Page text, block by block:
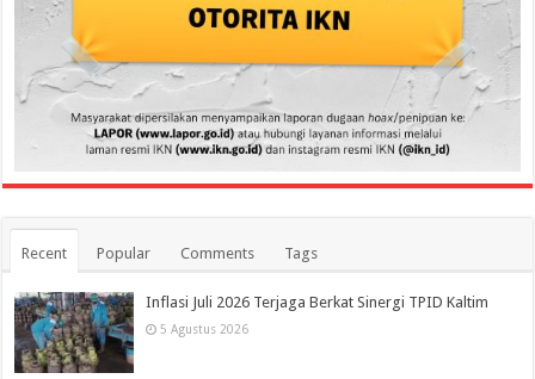
Recent Popular Comments Tags
Inflasi Juli 2026 Terjaga Berkat Sinergi TPID Kaltim
5 Agustus 2026